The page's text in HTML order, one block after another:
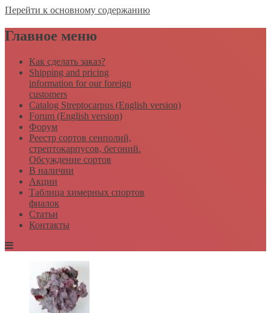
Перейти к основному содержанию
Главное меню
Как сделать заказ?
Shipping and pricing
information for our foreign
customers
Catalog Streptocarpus (English version)
Forum (English version)
Форум
Реестр сортов сенполий,
стрептокарпусов, бегоний.
Обсуждение сортов
В наличии
Акции
Таблица химерных спортов
фиалок
Статьи
Контакты